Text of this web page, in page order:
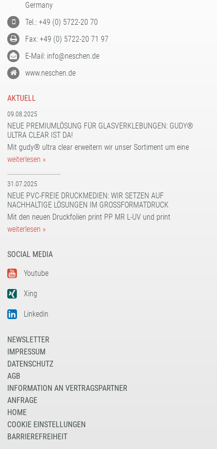
Germany
Tel.: +49 (0) 5722-20 70
Fax: +49 (0) 5722-20 71 97
E-Mail: info@neschen.de
www.neschen.de
AKTUELL
09.08.2025
NEUE PREMIUMLÖSUNG FÜR GLASVERKLEBUNGEN: GUDY®
ULTRA CLEAR IST DA!
Mit gudy® ultra clear erweitern wir unser Sortiment um eine
weiterlesen »
31.07.2025
NEUE PVC-FREIE DRUCKMEDIEN: WIR SETZEN AUF
NACHHALTIGE LÖSUNGEN IM GROSSFORMATDRUCK
Mit den neuen Druckfolien print PP MR L-UV und print
weiterlesen »
SOCIAL MEDIA
Youtube
Xing
Linkedin
NEWSLETTER
IMPRESSUM
DATENSCHUTZ
AGB
INFORMATION AN VERTRAGSPARTNER
ANFRAGE
HOME
COOKIE EINSTELLUNGEN
BARRIEREFREIHEIT